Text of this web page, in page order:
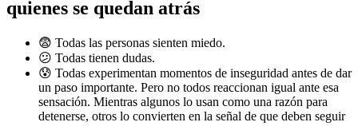
quienes se quedan atrás
😨 Todas las personas sienten miedo.
😕 Todas tienen dudas.
😰 Todas experimentan momentos de inseguridad antes de dar
un paso importante. Pero no todos reaccionan igual ante esa
sensación. Mientras algunos lo usan como una razón para
detenerse, otros lo convierten en la señal de que deben seguir